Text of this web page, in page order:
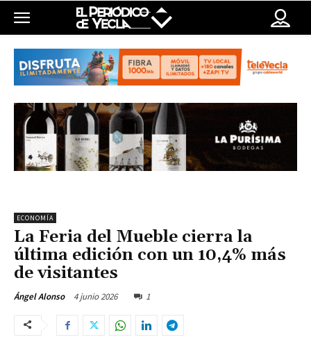
ECONOMÍA
La Feria del Mueble cierra la
última edición con un 10,4% más
de visitantes
Ángel Alonso 4 junio 2026 1